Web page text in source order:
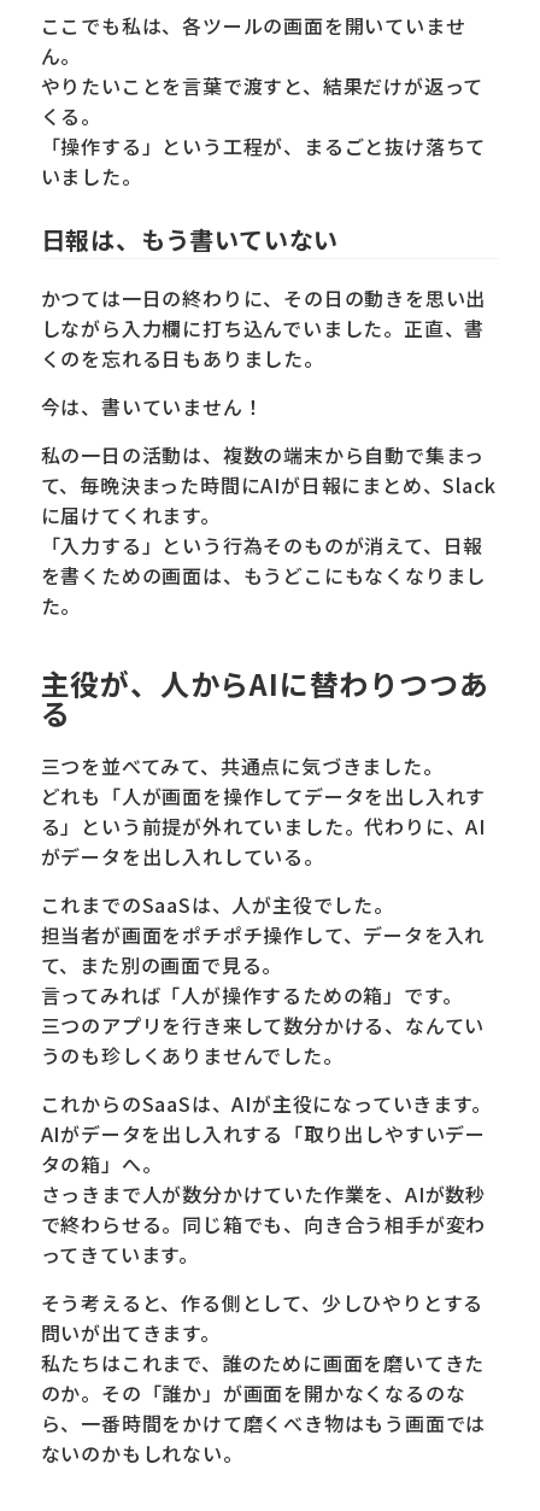
ここでも私は、各ツールの画面を開いていませ
ん。
やりたいことを言葉で渡すと、結果だけが返って
くる。
「操作する」という工程が、まるごと抜け落ちて
いました。
日報は、もう書いていない
かつては一日の終わりに、その日の動きを思い出
しながら入力欄に打ち込んでいました。正直、書
くのを忘れる日もありました。
今は、書いていません！
私の一日の活動は、複数の端末から自動で集まっ
て、毎晩決まった時間にAIが日報にまとめ、Slack
に届けてくれます。
「入力する」という行為そのものが消えて、日報
を書くための画面は、もうどこにもなくなりまし
た。
主役が、人からAIに替わりつつあ
る
三つを並べてみて、共通点に気づきました。
どれも「人が画面を操作してデータを出し入れす
る」という前提が外れていました。代わりに、AI
がデータを出し入れしている。
これまでのSaaSは、人が主役でした。
担当者が画面をポチポチ操作して、データを入れ
て、また別の画面で見る。
言ってみれば「人が操作するための箱」です。
三つのアプリを行き来して数分かける、なんてい
うのも珍しくありませんでした。
これからのSaaSは、AIが主役になっていきます。
AIがデータを出し入れする「取り出しやすいデー
タの箱」へ。
さっきまで人が数分かけていた作業を、AIが数秒
で終わらせる。同じ箱でも、向き合う相手が変わ
ってきています。
そう考えると、作る側として、少しひやりとする
問いが出てきます。
私たちはこれまで、誰のために画面を磨いてきた
のか。その「誰か」が画面を開かなくなるのな
ら、一番時間をかけて磨くべき物はもう画面では
ないのかもしれない。